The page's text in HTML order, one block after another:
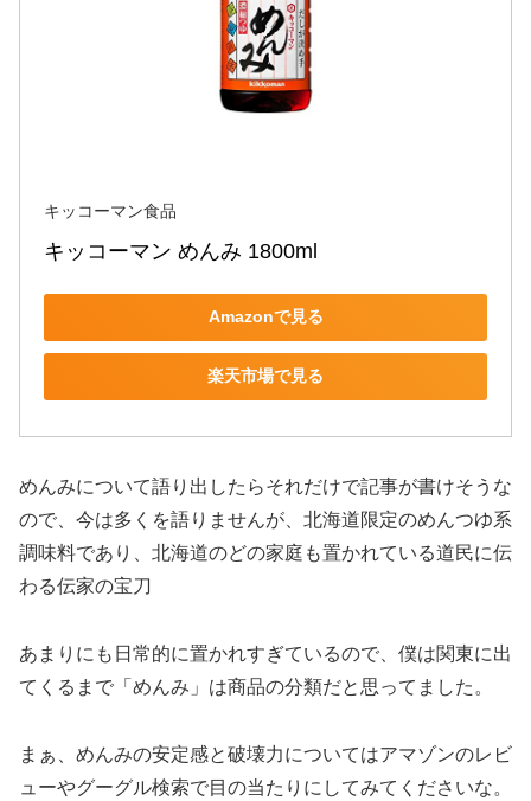
キッコーマン食品
キッコーマン めんみ 1800ml
Amazonで見る
楽天市場で見る
めんみについて語り出したらそれだけで記事が書けそうな
ので、今は多くを語りませんが、北海道限定のめんつゆ系
調味料であり、北海道のどの家庭も置かれている道民に伝
わる伝家の宝刀
あまりにも日常的に置かれすぎているので、僕は関東に出
てくるまで「めんみ」は商品の分類だと思ってました。
まぁ、めんみの安定感と破壊力についてはアマゾンのレビ
ューやグーグル検索で目の当たりにしてみてくださいな。